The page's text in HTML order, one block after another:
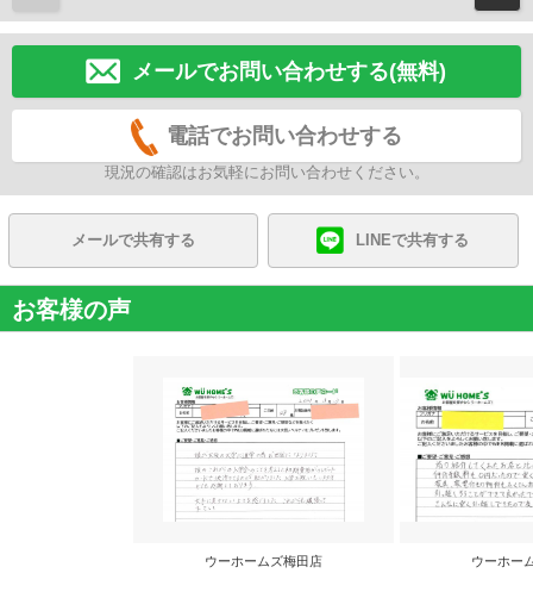
メールでお問い合わせする(無料)
電話でお問い合わせする
現況の確認はお気軽にお問い合わせください。
メールで共有する LINEで共有する
お客様の声
ウーホームズ梅田店 ウーホー